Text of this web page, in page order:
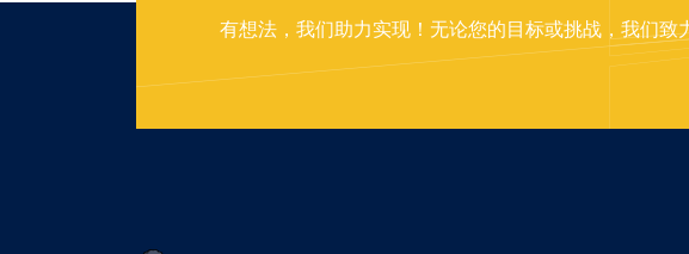
有想法，我们助力实现！无论您的目标或挑战，我们